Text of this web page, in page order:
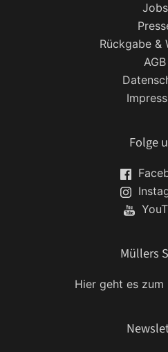
Jobs
Rückgabe &
AGB
Folge
Müllers
Hier geht es zum